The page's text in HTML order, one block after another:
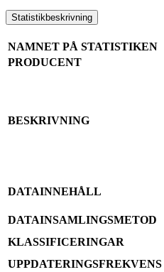
Statistikbeskrivning
NAMNET PÅ STATISTIKEN
PRODUCENT
BESKRIVNING
DATAINNEHÅLL
DATAINSAMLINGSMETOD
KLASSIFICERINGAR
UPPDATERINGSFREKVENS